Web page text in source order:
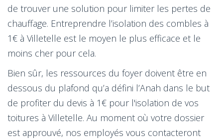
de trouver une solution pour limiter les pertes de
chauffage. Entreprendre l’isolation des combles à
1€ à Villetelle est le moyen le plus efficace et le
moins cher pour cela.
Bien sûr, les ressources du foyer doivent être en
dessous du plafond qu’a défini l’Anah dans le but
de profiter du devis à 1€ pour l'isolation de vos
toitures à Villetelle. Au moment où votre dossier
est approuvé, nos employés vous contacteront